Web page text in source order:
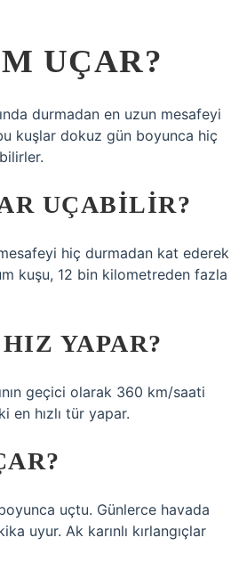
UÇAR?
durmadan en uzun mesafeyi
kuşlar dokuz gün boyunca hiç
UÇABILIR?
hiç durmadan kat ederek
kuşu, 12 bin kilometreden fazla
YAPAR?
geçici olarak 360 km/saati
en hızlı tür yapar.
uçtu. Günlerce havada
uyur. Ak karınlı kırlangıçlar